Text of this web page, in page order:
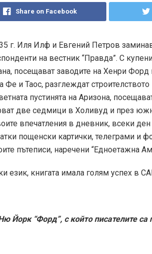
Share on Facebook
г. Иля Илф и Евгений Петров
на вестник “Правда”. С
посещават заводите на Хенри
Фе и Таос, разглеждат
пустинята на Аризона,
две седмици в Холивуд и през
впечатления в дневник, всеки
пощенски картички, телеграми и
пътеписи, наречени “Едноетажна
език, книгата имала голям успех в
Йорк “Форд”, с който писателите